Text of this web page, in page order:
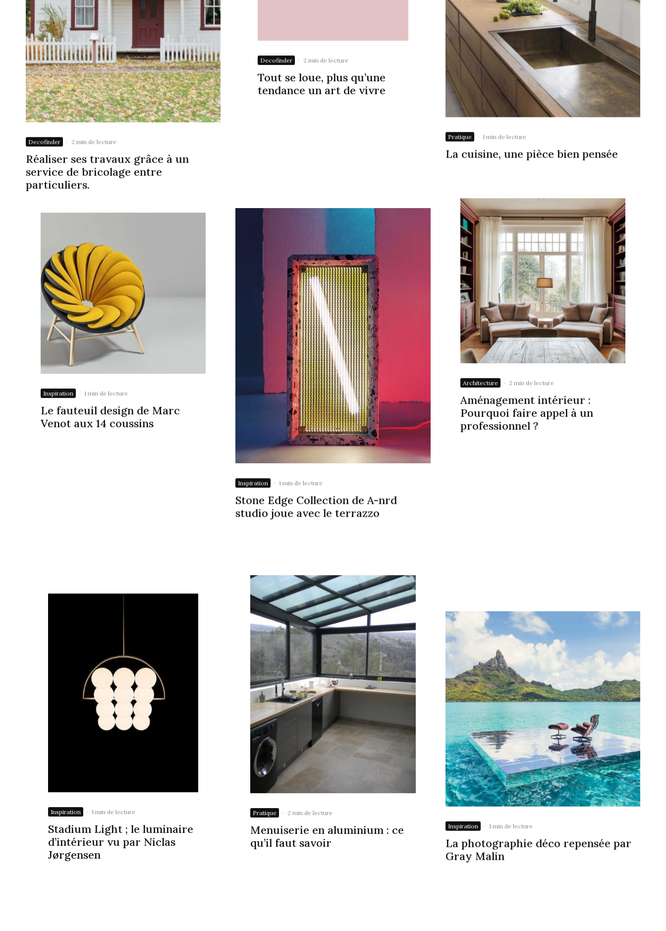
Decofinder · 2 min de lecture
Réaliser ses travaux grâce à un
service de bricolage entre
particuliers.
Decofinder · 2 min de lecture
Tout se loue, plus qu’une
tendance un art de vivre
Pratique · 1 min de lecture
La cuisine, une pièce bien pensée
Inspiration · 1 min de lecture
Le fauteuil design de Marc
Venot aux 14 coussins
Inspiration · 1 min de lecture
Stone Edge Collection de A-nrd
studio joue avec le terrazzo
Architecture · 2 min de lecture
Aménagement intérieur :
Pourquoi faire appel à un
professionnel ?
Inspiration · 1 min de lecture
Stadium Light ; le luminaire
d’intérieur vu par Niclas
Jørgensen
Pratique · 2 min de lecture
Menuiserie en aluminium : ce
qu’il faut savoir
Inspiration · 1 min de lecture
La photographie déco repensée par
Gray Malin